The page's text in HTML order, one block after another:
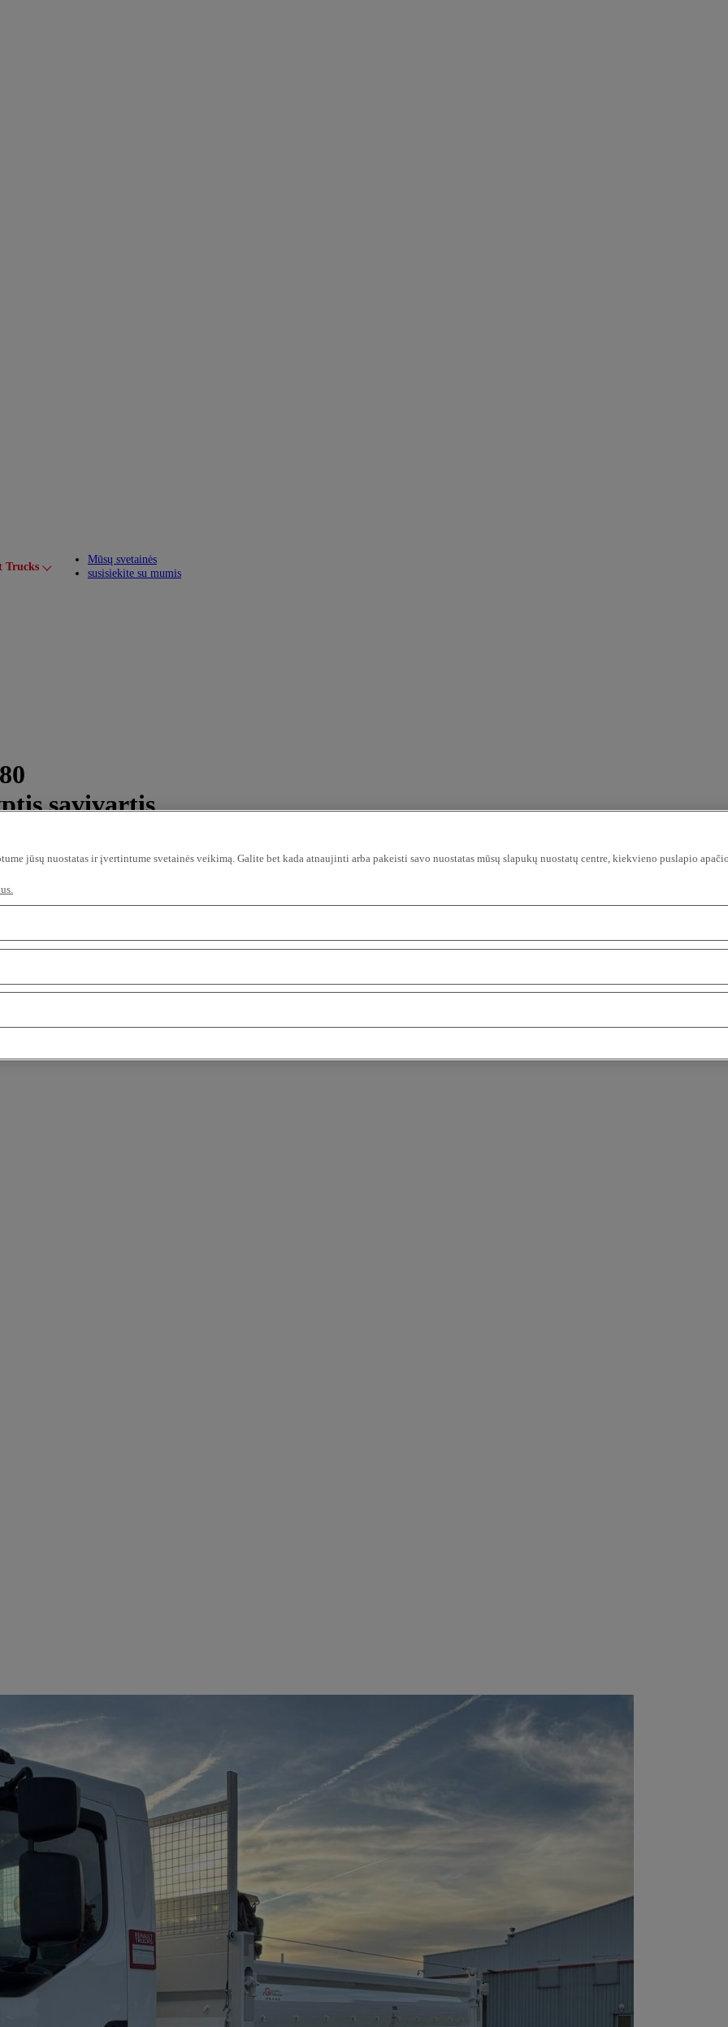
Trucks Toggle submenu
Mūsų svetainės
susisiekite su mumis
savivartis
jūsų nuostatas ir įvertintume svetainės veikimą. Galite bet kada atnaujinti arba pakeisti savo nuostatas mūsų slapukų nuostatų centre, kiekvieno puslapio